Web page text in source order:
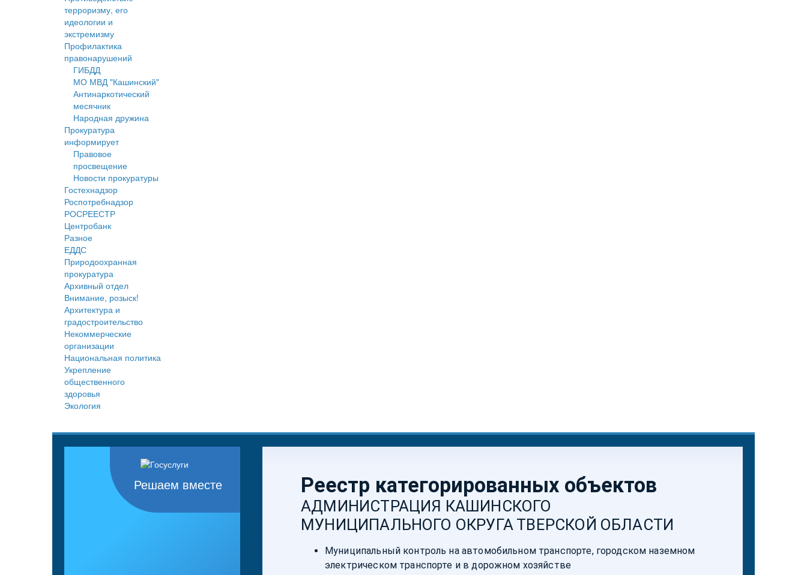
терроризму, его
идеологии и
экстремизму
Профилактика
правонарушений
ГИБДД
МО МВД "Кашинский"
Антинаркотический
месячник
Народная дружина
Прокуратура
информирует
Правовое
просвещение
Новости прокуратуры
Гостехнадзор
Роспотребнадзор
РОСРЕЕСТР
Центробанк
Разное
ЕДДС
Природоохранная
прокуратура
Архивный отдел
Внимание, розыск!
Архитектура и
градостроительство
Некоммерческие
организации
Национальная политика
Укрепление
общественного
здоровья
Экология
Решаем вместе